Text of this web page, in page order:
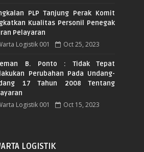
PLP Tanjung Perak Komit
Kualitas Personil Penegak
Pelayaran
Logistik 001 Oct 25, 2023
B. Ponto : Tidak Tepat
Perubahan Pada Undang-
17 Tahun 2008 Tentang
Logistik 001 Oct 15, 2023
LOGISTIK